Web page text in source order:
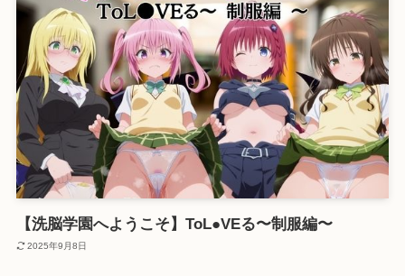
【洗脳学園へようこそ】ToL●VEる〜制服編〜
2025年9月8日